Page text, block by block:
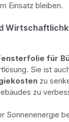
Einsatz bleiben.
für
Sie ist
zu
zu
Sonnenenergie